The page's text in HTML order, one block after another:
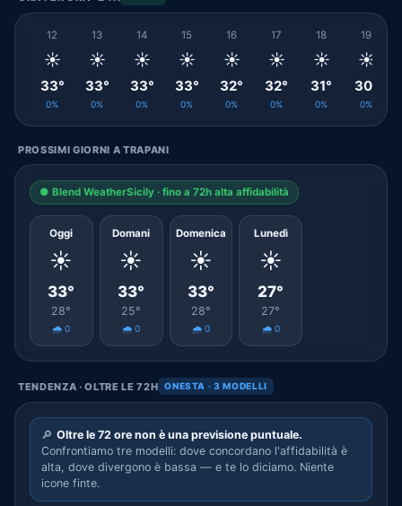
12
☀️
33°
0%
13
☀️
33°
0%
14
☀️
33°
0%
15
☀️
33°
0%
16
☀️
32°
0%
17
☀️
32°
0%
18
☀️
31°
0%
19
☀️
30°
0%
PROSSIMI GIORNI A TRAPANI
● Blend WeatherSicily · fino a 72h alta affidabilità
Oggi
☀️
33°
28°
🌧️ 0
Domani
☀️
33°
25°
🌧️ 0
Domenica
☀️
33°
28°
🌧️ 0
Lunedì
☀️
27°
27°
🌧️ 0
TENDENZA · OLTRE LE 72H ONESTA · 3 MODELLI
🔎 Oltre le 72 ore non è una previsione puntuale.
Confrontiamo tre modelli: dove concordano l'affidabilità è
alta, dove divergono è bassa — e te lo diciamo. Niente
icone finte.